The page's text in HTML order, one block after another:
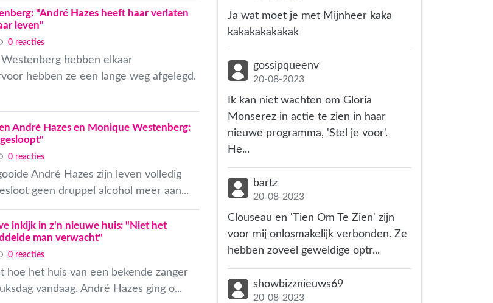
"André Hazes heeft haar verlaten
leven"
0 reacties
hebben elkaar
hebben ze een lange weg afgelegd.
André Hazes en Monique Westenberg:
0 reacties
André Hazes zijn leven volledig
geen druppel alcohol meer aan...
inkijk in z'n nieuwe huis: "Niet het
man verwacht"
0 reacties
hoe het huis van een bekende zanger
vandaag. André Hazes ging o...
Ja wat moet je met Mijnheer kaka
kakakakakakak
gossipqueenv
20-08-2023
Ik kan niet wachten om Gloria
Monserez in actie te zien in haar
nieuwe programma, 'Stel je voor'.
He...
bartz
20-08-2023
Clouseau en 'Tien Om Te Zien' zijn
voor mij onlosmakelijk verbonden. Ze
hebben zoveel geweldige optr...
showbizznieuws69
20-08-2023